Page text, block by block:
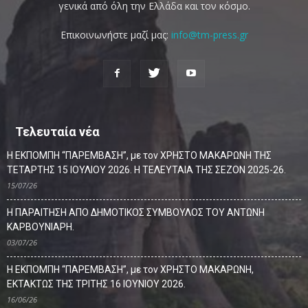
γενικά από όλη την Ελλάδα και τον κόσμο.
Επικοινωνήστε μαζί μας: info@tm-press.gr
Τελευταία νέα
Η ΕΚΠΟΜΠΗ “ΠΑΡΕΜΒΑΣΗ”, με τον ΧΡΗΣΤΟ ΜΑΚΑΡΩΝΗ ΤΗΣ
ΤΕΤΑΡΤΗΣ 15 ΙΟΥΛΙΟΥ 2026. Η ΤΕΛΕΥΤΑΙΑ ΤΗΣ ΣΕΖΟΝ 2025-26.
15/07/26
Η ΠΑΡΑΙΤΗΣΗ ΑΠΟ ΔΗΜΟΤΙΚΟΣ ΣΥΜΒΟΥΛΟΣ ΤΟΥ ΑΝΤΩΝΗ
ΚΑΡΒΟΥΝΙΑΡΗ.
03/07/26
Η ΕΚΠΟΜΠΗ “ΠΑΡΕΜΒΑΣΗ”, με τον ΧΡΗΣΤΟ ΜΑΚΑΡΩΝΗ,
ΕΚΤΑΚΤΩΣ ΤΗΣ ΤΡΙΤΗΣ 16 ΙΟΥΝΙΟΥ 2026.
16/06/26